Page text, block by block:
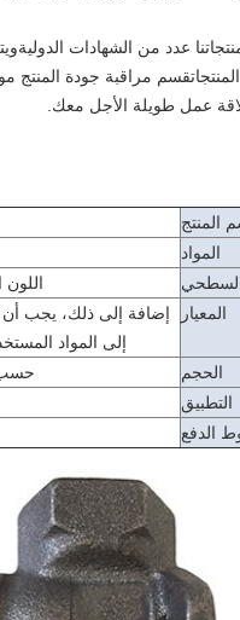
عدد من الشهادات
المنتجاتقسم مراقبة جودة
عمل طويلة الأجل معك.
المنتج
المواد
اللون
المعيار
إضافة إلى ذلك، يجب
إلى المواد
الحجم
حسب
التطبيق
الدفع